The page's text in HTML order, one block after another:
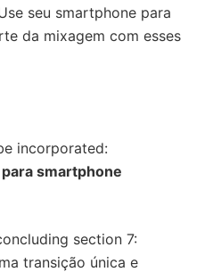
seu smartphone para
da mixagem com esses
incorporated:
smartphone
section 7:
transição única e